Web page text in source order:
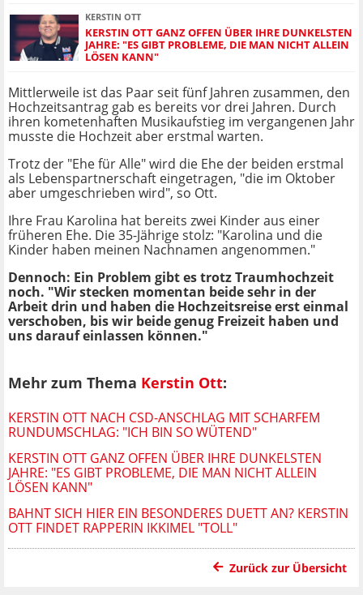
KERSTIN OTT
KERSTIN OTT GANZ OFFEN ÜBER IHRE DUNKELSTEN
JAHRE: "ES GIBT PROBLEME, DIE MAN NICHT ALLEIN
LÖSEN KANN"
Mittlerweile ist das Paar seit fünf Jahren zusammen, den
Hochzeitsantrag gab es bereits vor drei Jahren. Durch
ihren kometenhaften Musikaufstieg im vergangenen Jahr
musste die Hochzeit aber erstmal warten.
Trotz der "Ehe für Alle" wird die Ehe der beiden erstmal
als Lebenspartnerschaft eingetragen, "die im Oktober
aber umgeschrieben wird", so Ott.
Ihre Frau Karolina hat bereits zwei Kinder aus einer
früheren Ehe. Die 35-Jährige stolz: "Karolina und die
Kinder haben meinen Nachnamen angenommen."
Dennoch: Ein Problem gibt es trotz Traumhochzeit
noch. "Wir stecken momentan beide sehr in der
Arbeit drin und haben die Hochzeitsreise erst einmal
verschoben, bis wir beide genug Freizeit haben und
uns darauf einlassen können."
Mehr zum Thema Kerstin Ott:
KERSTIN OTT NACH CSD-ANSCHLAG MIT SCHARFEM
RUNDUMSCHLAG: "ICH BIN SO WÜTEND"
KERSTIN OTT GANZ OFFEN ÜBER IHRE DUNKELSTEN
JAHRE: "ES GIBT PROBLEME, DIE MAN NICHT ALLEIN
LÖSEN KANN"
BAHNT SICH HIER EIN BESONDERES DUETT AN? KERSTIN
OTT FINDET RAPPERIN IKKIMEL "TOLL"
Zurück zur Übersicht